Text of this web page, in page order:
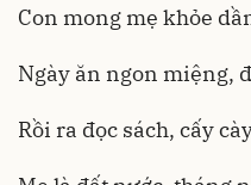
Con mong mẹ khỏe
Ngày ăn ngon miệng,
Rồi ra đọc sách, cấy